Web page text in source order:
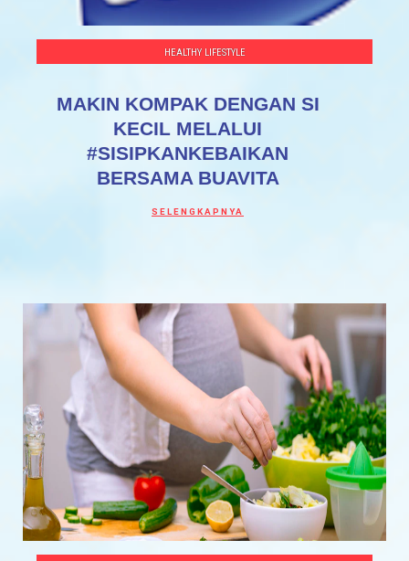
HEALTHY LIFESTYLE
MAKIN KOMPAK DENGAN SI
KECIL MELALUI
#SISIPKANKEBAIKAN
BERSAMA BUAVITA
SELENGKAPNYA